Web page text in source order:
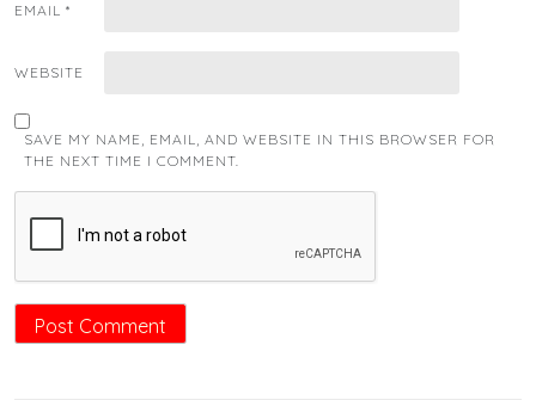
EMAIL *
WEBSITE
SAVE MY NAME, EMAIL, AND WEBSITE IN THIS BROWSER FOR
THE NEXT TIME I COMMENT.